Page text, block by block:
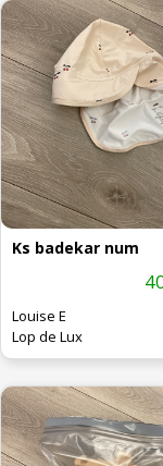
Ks badekar num
Louise E
Lop de Lux